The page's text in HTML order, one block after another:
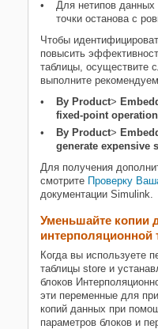
Для нетипов данных
точки останова с
Чтобы
повысить
таблицы, осуществите
выполните
By Product>
fixed-point
By Product>
generate expensive
Для получения
смотрите Проверку
документации Simulink.
Уменьшайте копии
интерполяционной
Когда вы используете
таблицы store и
блоков
эти переменные для
копий данных при
параметров блоков и